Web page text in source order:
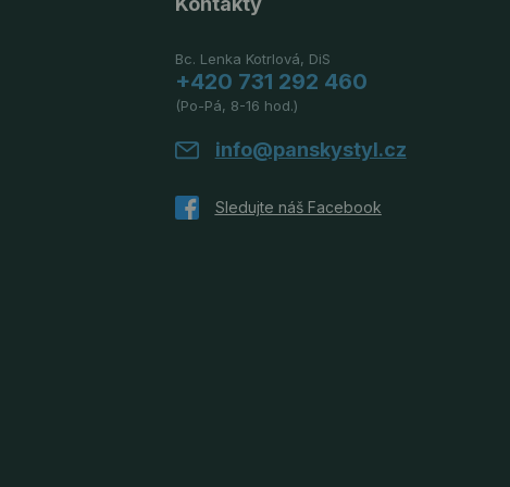
Bc. Lenka Kotrlová, DiS
+420 731 292 460
(Po-Pá, 8-16 hod.)
info@panskystyl.cz